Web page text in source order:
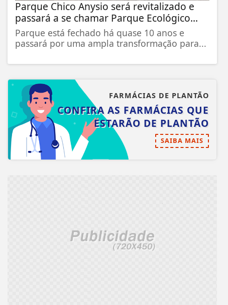
Parque Chico Anysio será revitalizado e
passará a se chamar Parque Ecológico...
Parque está fechado há quase 10 anos e
passará por uma ampla transformação para...
FARMÁCIAS DE PLANTÃO
CONFIRA AS FARMÁCIAS QUE
ESTARÃO DE PLANTÃO
SAIBA MAIS